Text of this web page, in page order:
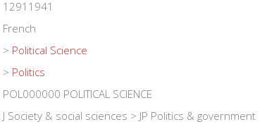
12911941
French
> Political Science
> Politics
POL000000 POLITICAL SCIENCE
J Society & social sciences > JP Politics & government